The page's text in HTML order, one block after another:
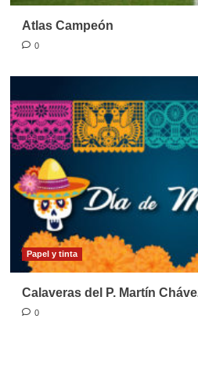
Atlas Campeón
0
Papel y tinta
Calaveras del P. Martín
0